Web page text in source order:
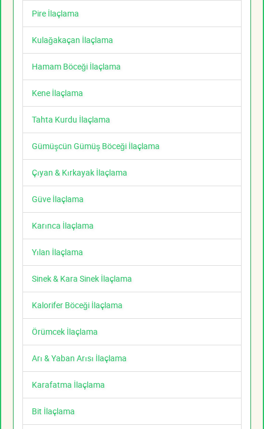
Pire İlaçlama
Kulağakaçan İlaçlama
Hamam Böceği İlaçlama
Kene İlaçlama
Tahta Kurdu İlaçlama
Gümüşcün Gümüş Böceği İlaçlama
Çıyan & Kırkayak İlaçlama
Güve İlaçlama
Karınca İlaçlama
Yılan İlaçlama
Sinek & Kara Sinek İlaçlama
Kalorifer Böceği İlaçlama
Örümcek İlaçlama
Arı & Yaban Arısı İlaçlama
Karafatma İlaçlama
Bit İlaçlama